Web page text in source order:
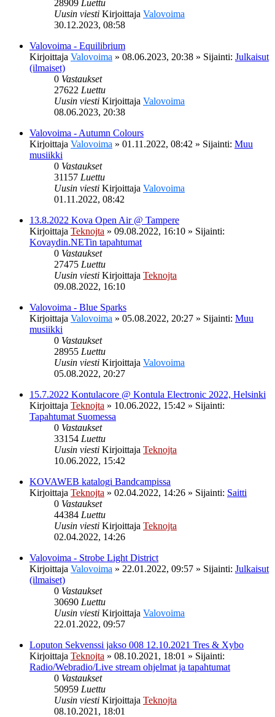
28909 Luettu
Uusin viesti Kirjoittaja Valovoima
30.12.2023, 08:58
Valovoima - Equilibrium
Kirjoittaja Valovoima » 08.06.2023, 20:38 » Sijainti: Julkaisut
(ilmaiset)
0 Vastaukset
27622 Luettu
Uusin viesti Kirjoittaja Valovoima
08.06.2023, 20:38
Valovoima - Autumn Colours
Kirjoittaja Valovoima » 01.11.2022, 08:42 » Sijainti: Muu
musiikki
0 Vastaukset
31157 Luettu
Uusin viesti Kirjoittaja Valovoima
01.11.2022, 08:42
13.8.2022 Kova Open Air @ Tampere
Kirjoittaja Teknojta » 09.08.2022, 16:10 » Sijainti:
Kovaydin.NETin tapahtumat
0 Vastaukset
27475 Luettu
Uusin viesti Kirjoittaja Teknojta
09.08.2022, 16:10
Valovoima - Blue Sparks
Kirjoittaja Valovoima » 05.08.2022, 20:27 » Sijainti: Muu
musiikki
0 Vastaukset
28955 Luettu
Uusin viesti Kirjoittaja Valovoima
05.08.2022, 20:27
15.7.2022 Kontulacore @ Kontula Electronic 2022, Helsinki
Kirjoittaja Teknojta » 10.06.2022, 15:42 » Sijainti:
Tapahtumat Suomessa
0 Vastaukset
33154 Luettu
Uusin viesti Kirjoittaja Teknojta
10.06.2022, 15:42
KOVAWEB katalogi Bandcampissa
Kirjoittaja Teknojta » 02.04.2022, 14:26 » Sijainti: Saitti
0 Vastaukset
44384 Luettu
Uusin viesti Kirjoittaja Teknojta
02.04.2022, 14:26
Valovoima - Strobe Light District
Kirjoittaja Valovoima » 22.01.2022, 09:57 » Sijainti: Julkaisut
(ilmaiset)
0 Vastaukset
30690 Luettu
Uusin viesti Kirjoittaja Valovoima
22.01.2022, 09:57
Loputon Sekvenssi jakso 008 12.10.2021 Tres & Xybo
Kirjoittaja Teknojta » 08.10.2021, 18:01 » Sijainti:
Radio/Webradio/Live stream ohjelmat ja tapahtumat
0 Vastaukset
50959 Luettu
Uusin viesti Kirjoittaja Teknojta
08.10.2021, 18:01